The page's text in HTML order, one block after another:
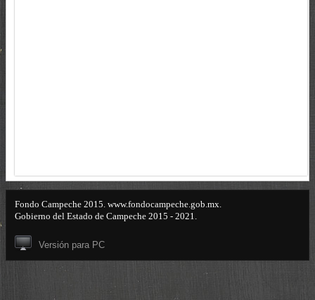
Fondo Campeche 2015. www.fondocampeche.gob.mx.
Gobierno del Estado de Campeche 2015 - 2021.
Versión para PC